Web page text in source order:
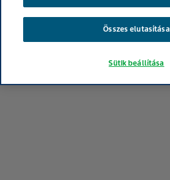
Összes elutasítása
Sütik beállítása